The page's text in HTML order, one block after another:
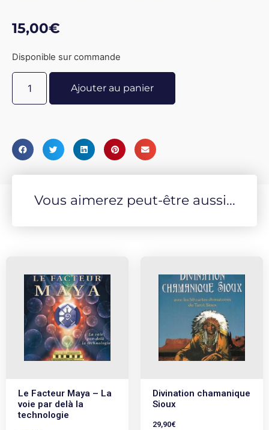
message vital des éveillés pour aider tous ceux qui
cherchent la voie.
15,00€
Disponible sur commande
Ajouter au panier
Vous aimerez peut-être aussi...
Le Facteur Maya – La
voie par delà la
technologie
Divination chamanique
Sioux
29,90€